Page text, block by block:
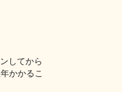
してから
かかるこ